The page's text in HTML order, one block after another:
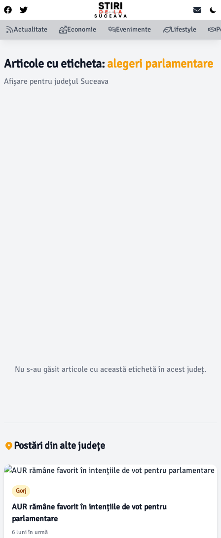
Actualitate Economie Evenimente Lifestyle
Articole cu eticheta: alegeri parlamentare
Afișare pentru județul Suceava
Nu s-au găsit articole cu această etichetă în acest județ.
Postări din alte județe
Gorj
AUR rămâne favorit în intențiile de vot pentru
parlamentare
6 luni în urmă